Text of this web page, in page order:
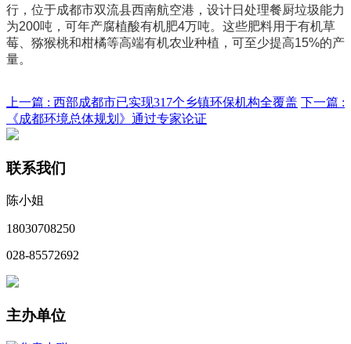
行，位于成都市双流县西南航空港，设计日处理餐厨垃圾能力
为200吨，可年产腐植酸有机肥4万吨。这些肥料用于有机草
莓、猕猴桃和柑橘等高端有机农业种植，可至少提高15%的产
量。
上一篇 : 西部成都市已实现317个乡镇环保机构全覆盖 下一篇 :
《成都环境总体规划》通过专家论证
联系我们
陈小姐
18030708250
028-85572692
主办单位